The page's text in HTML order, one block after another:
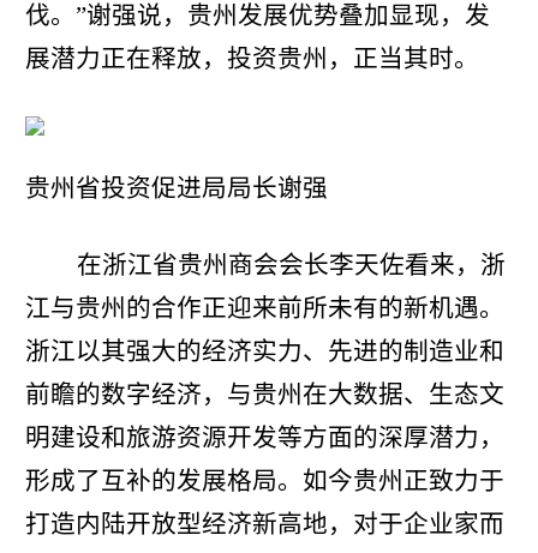
伐。”谢强说，贵州发展优势叠加显现，发
展潜力正在释放，投资贵州，正当其时。
贵州省投资促进局局长谢强
在浙江省贵州商会会长李天佐看来，浙
江与贵州的合作正迎来前所未有的新机遇。
浙江以其强大的经济实力、先进的制造业和
前瞻的数字经济，与贵州在大数据、生态文
明建设和旅游资源开发等方面的深厚潜力，
形成了互补的发展格局。如今贵州正致力于
打造内陆开放型经济新高地，对于企业家而